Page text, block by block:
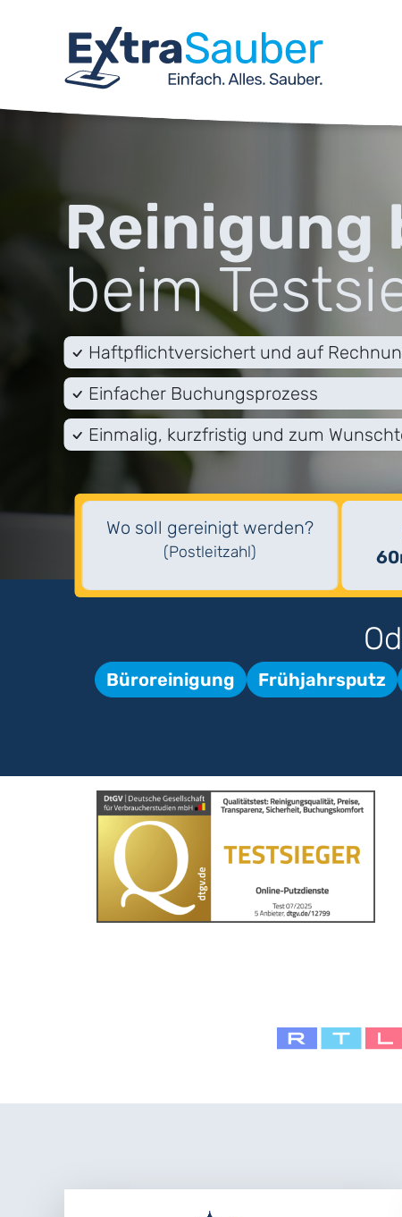
Reinigung
beim
Haftpflichtversichert und auf
Einfacher Buchungsprozess
Einmalig, kurzfristig und zum
Wo soll gereinigt werden?
(Postleitzahl)
Büroreinigung Frühjahrsputz